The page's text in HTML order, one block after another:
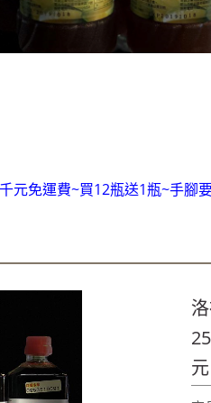
元免運費~買12瓶送1瓶~手腳
服飾專櫃專車 預約專線
元免運費~買12瓶送1瓶~手腳
館美國紐約正品服飾~滿2000元